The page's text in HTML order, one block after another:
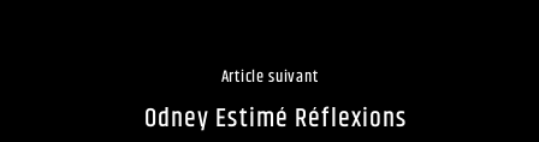
Article suivant
Odney Estimé Réflexions